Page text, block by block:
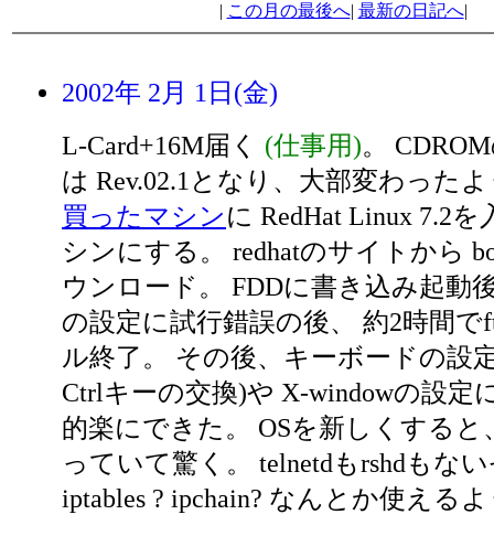
| この月の最後へ| 最新の日記へ|
2002年 2月 1日(金)
L-Card+16M届く (仕事用)。
は Rev.02.1となり、大部変わった
買ったマシンに RedHat Linux 7.2
シンにする。 redhatのサイトから
ウンロード。 FDDに書き込み起動
の設定に試行錯誤の後、 約2時間
ル終了。 その後、キーボードの設
Ctrlキーの交換)や X-windowの設定
的楽にできた。 OSを新しくすると
っていて驚く。 telnetdもrshdもな
iptables ? ipchain? なんとか使える